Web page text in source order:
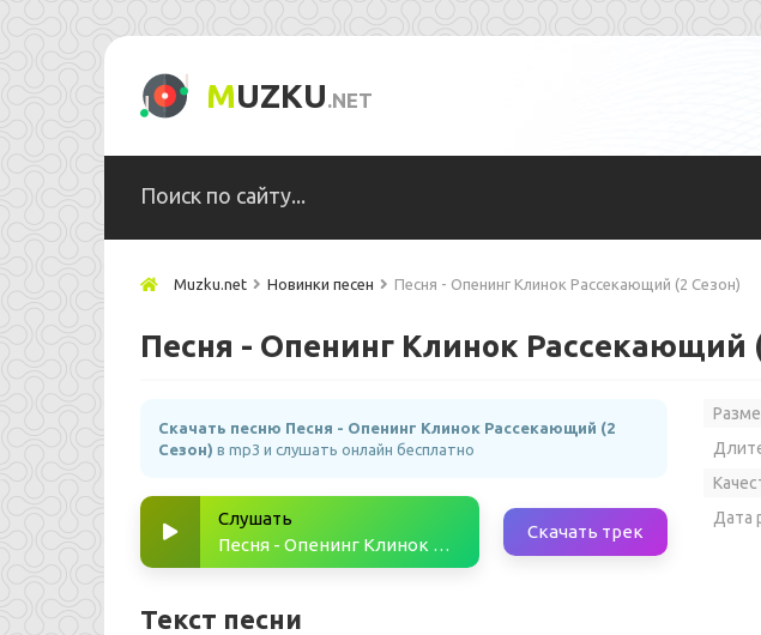
MUZKU.NET
Muzku.net Новинки песен Песня - Опенинг Клинок Рассекающий (2 Сезон)
Песня - Опенинг Клинок Рассекающий
Скачать песню Песня - Опенинг Клинок Рассекающий (2
Сезон) в mp3 и слушать онлайн бесплатно
Слушать
Песня - Опенинг Клинок Рассекающий (2 Сезон)
Скачать трек
Дата
Текст песни